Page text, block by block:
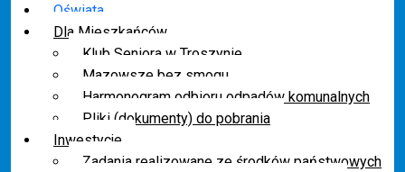
Oświata
Dla Mieszkańców
Klub Seniora w Troszynie
Mazowsze bez smogu
Harmonogram odbioru odpadów komunalnych
Pliki (dokumenty) do pobrania
Inwestycje
Zadania realizowane ze środków państwowych